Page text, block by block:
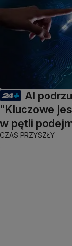
AI
"Kluczowe
w pętli
CZAS PRZYSZŁY